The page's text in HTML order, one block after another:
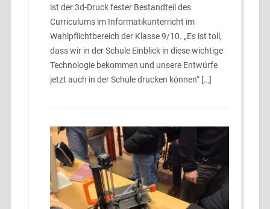
ist der 3d-Druck fester Bestandteil des
Curriculums im Informatikunterricht im
Wahlpflichtbereich der Klasse 9/10. „Es ist toll,
dass wir in der Schule Einblick in diese wichtige
Technologie bekommen und unsere Entwürfe
jetzt auch in der Schule drucken können“ […]